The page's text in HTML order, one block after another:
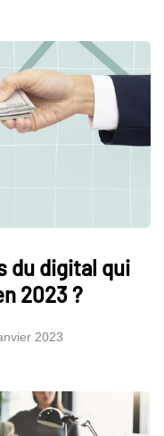
du digital qui
2023 ?
2023